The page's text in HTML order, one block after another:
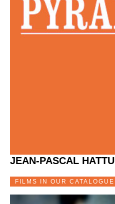
JEAN-PASCAL HATTU
FILMS IN OUR CATALOGUE